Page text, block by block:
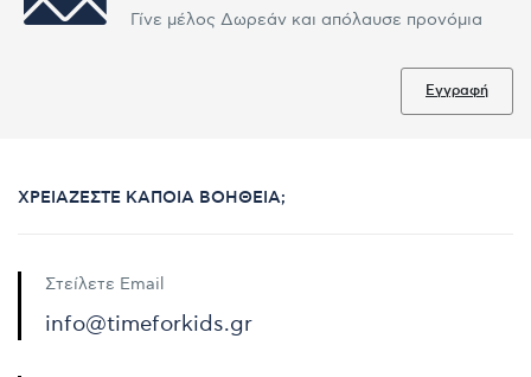
Γίνε μέλος Δωρεάν και απόλαυσε προνόμια
Εγγραφή
ΧΡΕΙΆΖΕΣΤΕ ΚΆΠΟΙΑ ΒΟΉΘΕΙΑ;
Στείλετε Email
info@timeforkids.gr